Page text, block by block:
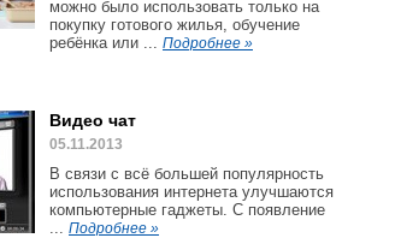
можно было использовать только на
покупку готового жилья, обучение
ребёнка или ... Подробнее »
Видео чат
05.11.2013
В связи с всё большей популярность
использования интернета улучшаются
компьютерные гаджеты. С появление
... Подробнее »